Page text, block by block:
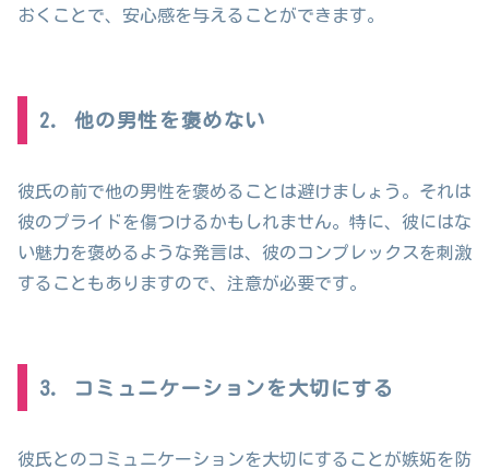
おくことで、安心感を与えることができます。
2. 他の男性を褒めない
彼氏の前で他の男性を褒めることは避けましょう。それは
彼のプライドを傷つけるかもしれません。特に、彼にはな
い魅力を褒めるような発言は、彼のコンプレックスを刺激
することもありますので、注意が必要です。
3. コミュニケーションを大切にする
彼氏とのコミュニケーションを大切にすることが嫉妬を防